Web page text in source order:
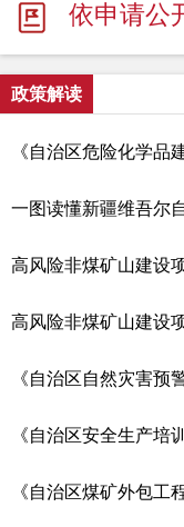
依申请公
政策解读
《自治区安全生产培
《自治区煤矿外包工